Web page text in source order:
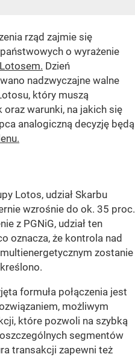
rząd zajmie się
o wyrażenie
Dzień
nadzwyczajne walne
który muszą
oraz warunki, na jakich się
analogiczną decyzję będą
Lotos, udział Skarbu
wzrośnie do ok. 35 proc.
z PGNiG, udział ten
oznacza, że kontrola nad
zostanie
formuła połączenia jest
możliwym
które pozwoli na szybką
segmentów
transakcji zapewni też